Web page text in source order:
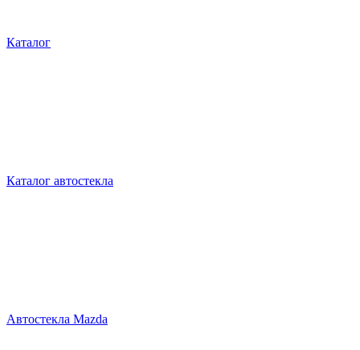
Каталог
Каталог автостекла
Автостекла Mazda